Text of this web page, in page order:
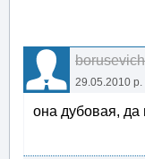
borusevich
29.05.2010 р.
она дубовая, да